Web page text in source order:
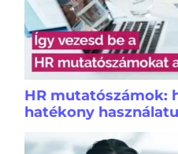
HR mutatószámok:
hatékony